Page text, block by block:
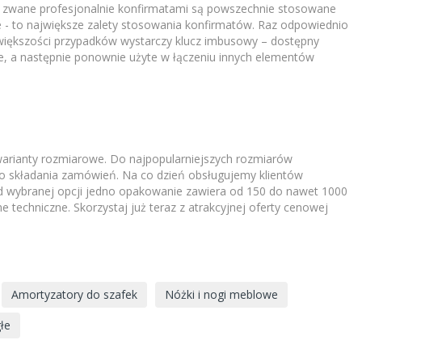
profesjonalnie konfirmatami są powszechnie stosowane
- to największe zalety stosowania konfirmatów. Raz odpowiednio
przypadków wystarczy klucz imbusowy – dostępny
a następnie ponownie użyte w łączeniu innych elementów
rozmiarowe. Do najpopularniejszych rozmiarów
zamówień. Na co dzień obsługujemy klientów
opcji jedno opakowanie zawiera od 150 do nawet 1000
techniczne. Skorzystaj już teraz z atrakcyjnej oferty cenowej
Amortyzatory do szafek
Nóżki i nogi meblowe